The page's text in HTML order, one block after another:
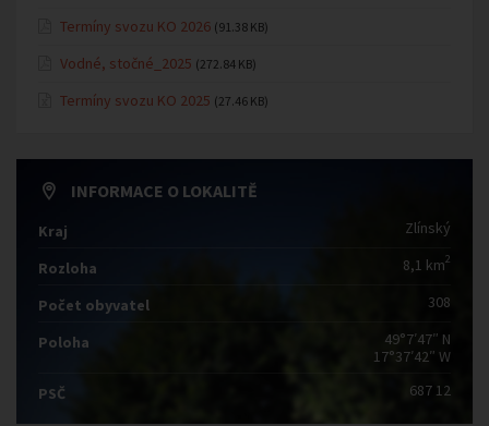
Termíny svozu KO 2026 (91.38 KB)
Vodné, stočné_2025 (272.84 KB)
Termíny svozu KO 2025 (27.46 KB)
INFORMACE O LOKALITĚ
Kraj Zlínský
Rozloha 8,1 km2
Počet obyvatel 308
Poloha
49°7′47″ N
17°37′42″ W
PSČ
687 12